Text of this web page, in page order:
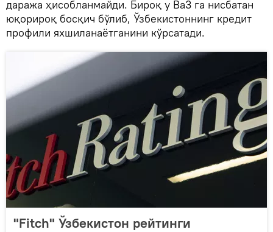
даража ҳисобланмайди. Бироқ у Ba3 га нисбатан
юқорироқ босқич бўлиб, Ўзбекистоннинг кредит
профили яхшиланаётганини кўрсатади.
"Fitch" Ўзбекистон рейтинги